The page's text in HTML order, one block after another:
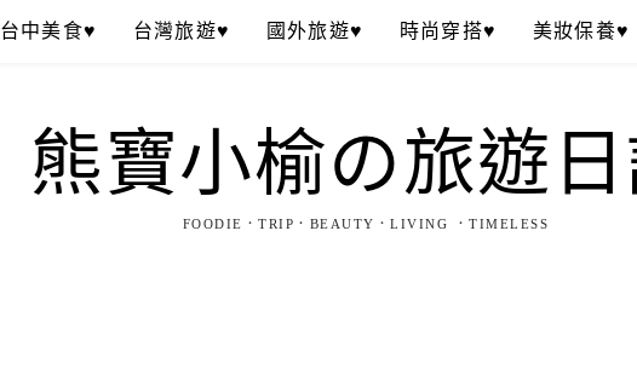
台中美食♥ 台灣旅遊♥ 國外旅遊♥ 時尚穿搭♥ 美妝保養♥
熊寶小榆の旅遊
FOODIE．TRIP．BEAUTY．LIVING ．TIMELESS